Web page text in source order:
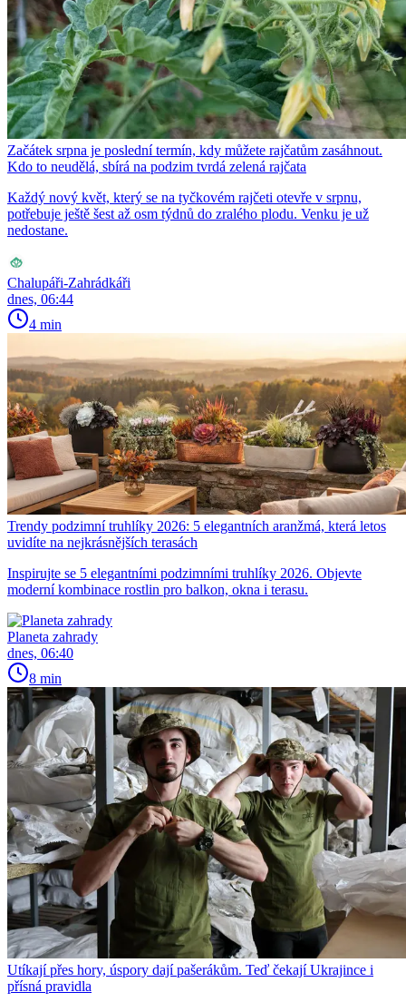
Začátek srpna je poslední termín, kdy můžete rajčatům zasáhnout.
Kdo to neudělá, sbírá na podzim tvrdá zelená rajčata
Každý nový květ, který se na tyčkovém rajčeti otevře v srpnu,
potřebuje ještě šest až osm týdnů do zralého plodu. Venku je už
nedostane.
Chalupáři-Zahrádkáři
dnes, 06:44
4 min
Trendy podzimní truhlíky 2026: 5 elegantních aranžmá, která letos
uvidíte na nejkrásnějších terasách
Inspirujte se 5 elegantními podzimními truhlíky 2026. Objevte
moderní kombinace rostlin pro balkon, okna i terasu.
Planeta zahrady
dnes, 06:40
8 min
Utíkají přes hory, úspory dají pašerákům. Teď čekají Ukrajince i
přísná pravidla